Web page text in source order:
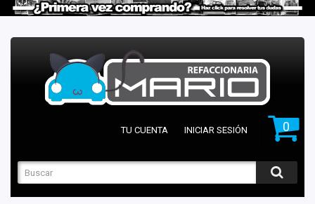
0
TU CUENTA INICIAR SESIÓN